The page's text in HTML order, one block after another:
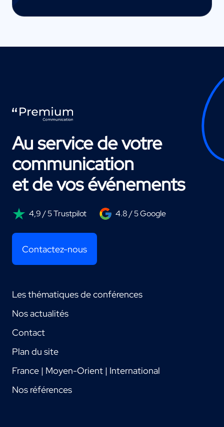
Au service de votre
communication
et de vos événements
4,9 / 5 Trustpilot 4.8 / 5 Google
Contactez-nous
Les thématiques de conférences
Nos actualités
Contact
Plan du site
France | Moyen-Orient | International
Nos références